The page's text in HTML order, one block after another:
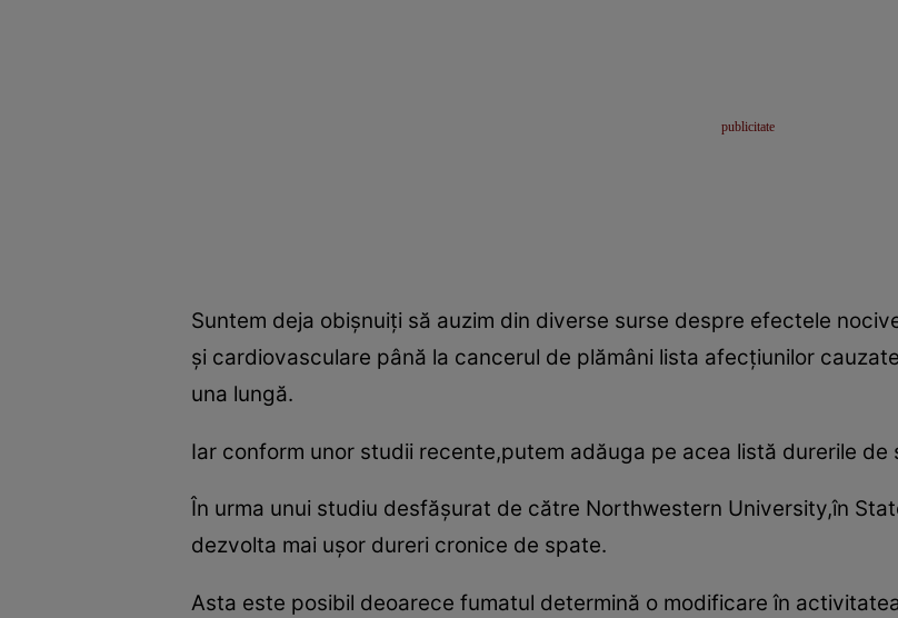
Suntem deja obişnuiţi să auzim din diverse surse despre efectele
şi cardiovasculare până la cancerul de plămâni lista afecţiunilor
una lungă.
Iar conform unor studii recente,putem adăuga pe acea listă durerile de
În urma unui studiu desfăşurat de către Northwestern University,în
dezvolta mai uşor dureri cronice de spate.
Asta este posibil deoarece fumatul determină o modificare în